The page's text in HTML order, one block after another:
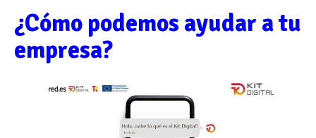
¿Cómo podemos ayudar a tu
empresa?